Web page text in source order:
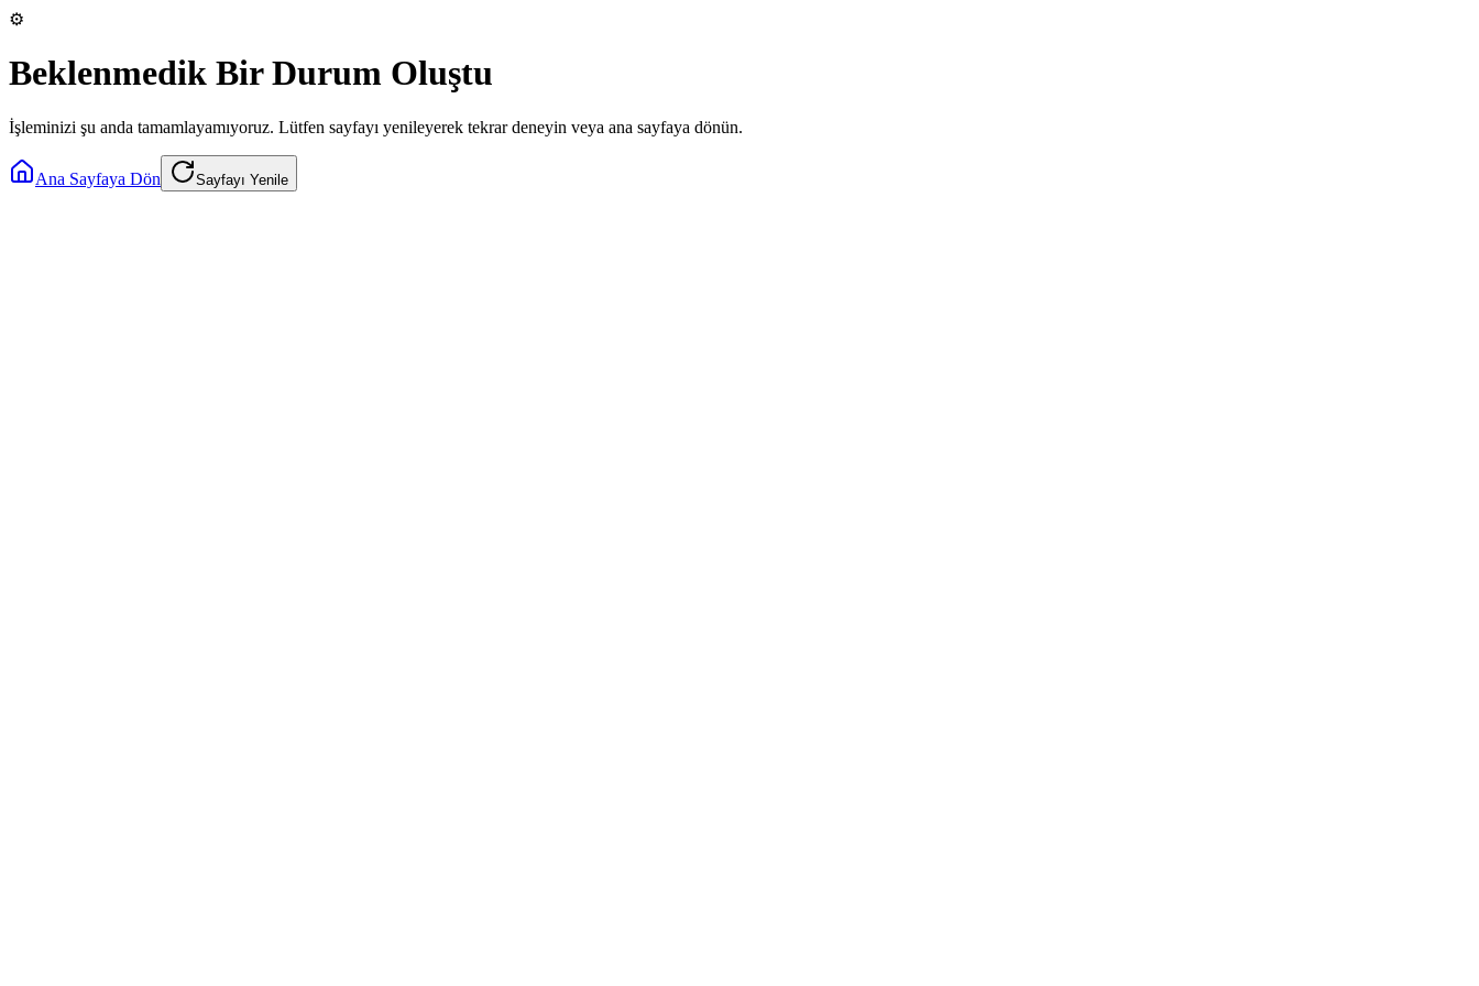
⚙️
Beklenmedik Bir Durum Oluştu
İşleminizi şu anda tamamlayamıyoruz. Lütfen sayfayı yenileyerek tekrar deneyin veya ana sayfaya dönün.
Ana Sayfaya Dön Sayfayı Yenile